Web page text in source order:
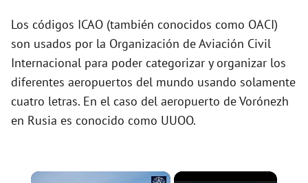
Los códigos ICAO (también conocidos como OACI)
son usados por la Organización de Aviación Civil
Internacional para poder categorizar y organizar los
diferentes aeropuertos del mundo usando solamente
cuatro letras. En el caso del aeropuerto de Vorónezh
en Rusia es conocido como UUOO.
×